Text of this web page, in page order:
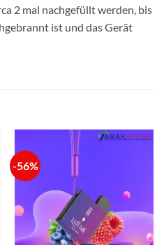
2 mal nachgefüllt werden, bis
ist und das Gerät
-56%